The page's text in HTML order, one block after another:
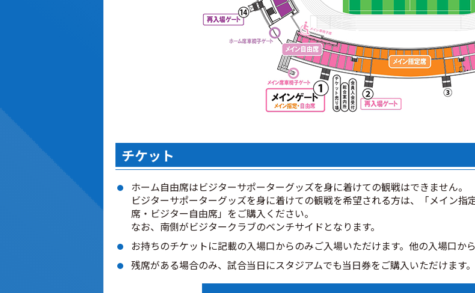
チケット
ホーム自由席はビジターサポーターグッズを身に着けての観戦はできません。
ビジターサポーターグッズを身に着けての観戦を希望される方は、「メイン
席・ビジター自由席」をご購入ください。
なお、南側がビジタークラブのベンチサイドとなります。
お持ちのチケットに記載の入場口からのみご入場いただけます。他の入場口か
残席がある場合のみ、試合当日にスタジアムでも当日券をご購入いただけます